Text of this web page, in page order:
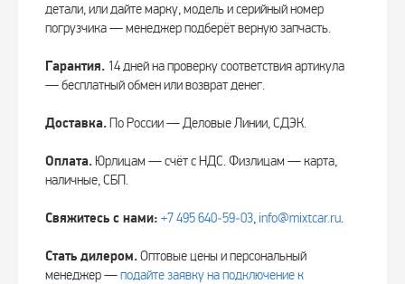
детали, или дайте марку, модель и серийный номер
погрузчика — менеджер подберёт верную запчасть.
Гарантия. 14 дней на проверку соответствия артикула
— бесплатный обмен или возврат денег.
Доставка.По России — Деловые Линии, СДЭК.
Оплата. Юрлицам — счёт с НДС. Физлицам — карта,
наличные, СБП.
Свяжитесь с нами: +7 495 640‑59‑03, info@mixtcar.ru.
Стать дилером.Оптовые цены и персональный
менеджер —подайте заявку на подключение к